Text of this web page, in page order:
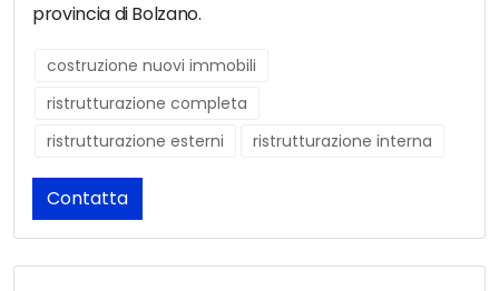
provincia di Bolzano.
costruzione nuovi immobili
ristrutturazione completa
ristrutturazione esterni
ristrutturazione interna
Contatta